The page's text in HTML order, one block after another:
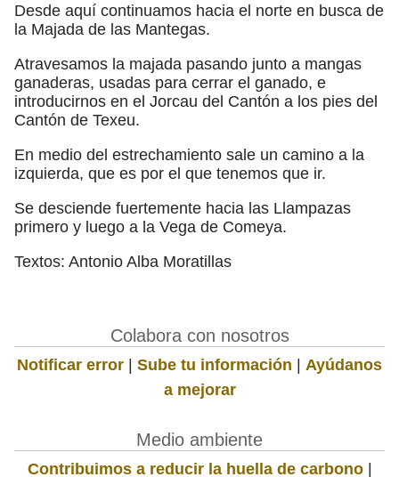
Desde aquí continuamos hacia el norte en busca de
la Majada de las Mantegas.
Atravesamos la majada pasando junto a mangas
ganaderas, usadas para cerrar el ganado, e
introducirnos en el Jorcau del Cantón a los pies del
Cantón de Texeu.
En medio del estrechamiento sale un camino a la
izquierda, que es por el que tenemos que ir.
Se desciende fuertemente hacia las Llampazas
primero y luego a la Vega de Comeya.
Textos: Antonio Alba Moratillas
Colabora con nosotros
Notificar error | Sube tu información | Ayúdanos
a mejorar
Medio ambiente
Contribuimos a reducir la huella de carbono|